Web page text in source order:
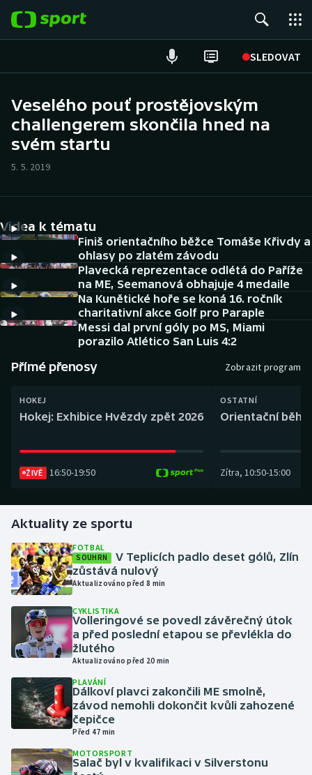
SLEDOVAT
Hokej
Cyklistika
DALŠÍ SPORTY
Americký fotbal
Baseball a softbal
Boby a skeleton
Box
Dostihy
Florbal
Futsal
Golf
Gymnastika
Házená
Jezdectví
Judo
NEPŘEHLÉDNĚTE
Soutěže
AZ kvíz
Veselého pouť prostějovským
challengerem skončila hned na
svém startu
5. 5. 2019
Videa k tématu
Finiš orientačního běžce Tomáše Křivdy a
ohlasy po zlatém závodu
Plavecká reprezentace odlétá do Paříže
na ME, Seemanová obhajuje 4 medaile
Na Kunětické hoře se koná 16. ročník
charitativní akce Golf pro Paraple
Messi dal první góly po MS, Miami
porazilo Atlético San Luis 4:2
Přímé přenosy Zobrazit program
HOKEJ
Hokej: Exhibice Hvězdy zpět 2026
ŽIVĚ 16:50-19:50
OSTATNÍ
Orientační běh:
Zítra, 10:50-15:00
Aktuality ze sportu
FOTBAL
SOUHRN
V Teplicích padlo deset gólů, Zlín
zůstává nulový
Aktualizováno před 8 min
CYKLISTIKA
Volleringové se povedl závěrečný útok
a před poslední etapou se převlékla do
žlutého
Aktualizováno před 20 min
PLAVÁNÍ
Dálkoví plavci zakončili ME smolně,
závod nemohli dokončit kvůli zahozené
čepičce
Před 47 min
MOTORSPORT
Salač byl v kvalifikaci v Silverstonu